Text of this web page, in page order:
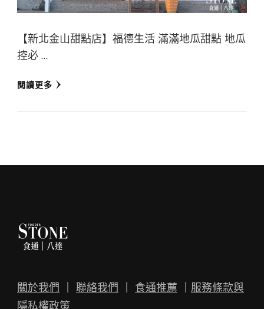
【新北金山甜點店】福德生活 滿滿地瓜甜點 地瓜
控必 …
閱讀更多
關於我們 聯絡我們 食通推薦
服務條款與
隱私權政策